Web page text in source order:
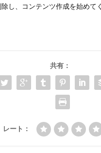
し、コンテンツ作成を始めて
共有：
レート：